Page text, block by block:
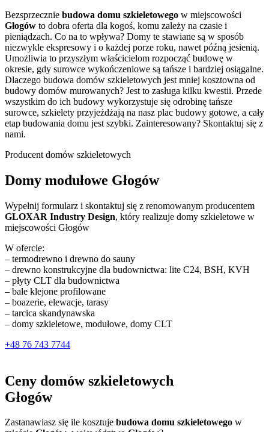
Bezsprzecznie budowa domu szkieletowego w miejscowości
Głogów to dobra oferta dla kogoś, komu zależy na czasie i
pieniądzach. Co na to wpływa? Domy te stawiane są w sposób
niezwykle ekspresowy i o każdej porze roku, nawet późną jesienią.
Umożliwia to przyszłym właścicielom rozpocząć budowę w
okresie, gdy surowce wykończeniowe są tańsze i bardziej osiągalne.
Dlaczego budowa domów szkieletowych jest mniej kosztowna od
budowy domów murowanych? Jest to zasługa kilku kwestii. Przede
wszystkim do ich budowy wykorzystuje się odrobinę tańsze
surowce, szkielety przyjeżdżają na nasz plac budowy gotowe, a cały
etap budowania domu jest szybki. Zainteresowany? Skontaktuj się z
nami.
Producent domów szkieletowych
Domy modułowe Głogów
Wypełnij formularz i skontaktuj się z renomowanym producentem
GLOXAR Industry Design, który realizuje domy szkieletowe w
miejscowości Głogów
W ofercie:
– termodrewno i drewno do sauny
– drewno konstrukcyjne dla budownictwa: lite C24, BSH, KVH
– płyty CLT dla budownictwa
– bale klejone profilowane
– boazerie, elewacje, tarasy
– tarcica skandynawska
– domy szkieletowe, modułowe, domy CLT
+48 76 743 7744
Ceny domów szkieletowych
Głogów
Zastanawiasz się ile kosztuje budowa domu szkieletowego w